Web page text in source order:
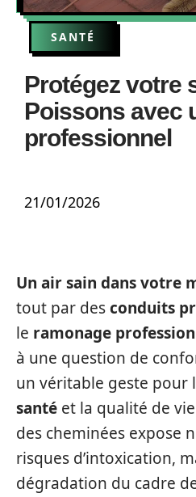
SANTÉ
Protégez votre
Poissons avec
professionnel
21/01/2026
Un air sain dans votre
tout par desconduits
le ramonage
à une question de
un véritable geste pour
santé et la qualité de
des cheminées expose
risques d’intoxication,
dégradation du cadre